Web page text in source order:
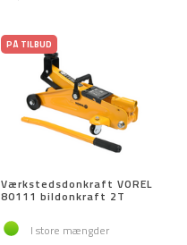
PÅ TILBUD
Værkstedsdonkraft VOREL
80111 bildonkraft 2T
I store mængder